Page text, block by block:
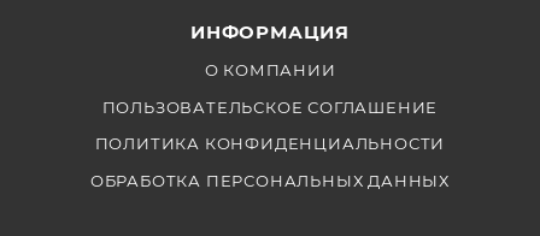
ИНФОРМАЦИЯ
О КОМПАНИИ
ПОЛЬЗОВАТЕЛЬСКОЕ СОГЛАШЕНИЕ
ПОЛИТИКА КОНФИДЕНЦИАЛЬНОСТИ
ОБРАБОТКА ПЕРСОНАЛЬНЫХ ДАННЫХ